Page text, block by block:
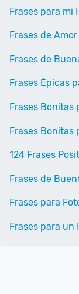
Frases para mi
Frases de
Frases de
Frases Épicas
Frases Bonitas
Frases Bonitas
124 Frases
Frases de
Frases para
Frases para un